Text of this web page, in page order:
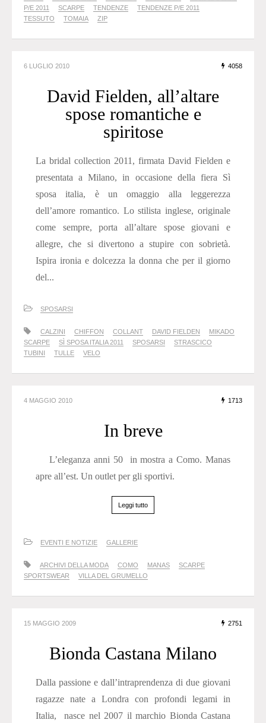
P/E 2011
SCARPE TENDENZE
TENDENZE P/E 2011
TESSUTO
TOMAIA ZIP
6 LUGLIO 2010 4058
David Fielden, all’altare
spose romantiche e
spiritose
La bridal collection 2011, firmata David Fielden e
presentata a Milano, in occasione della fiera Sì
sposa italia, è un omaggio alla leggerezza
dell’amore romantico. Lo stilista inglese, originale
come sempre, porta all’altare spose giovani e
allegre, che si divertono a stupire con sobrietà.
Ispira ironia e dolcezza la donna che per il giorno
del...
SPOSARSI
CALZINI CHIFFON COLLANT DAVID FIELDEN
MIKADO
SCARPE
SÌ SPOSA ITALIA 2011 SPOSARSI
STRASCICO
TUBINI
TULLE VELO
4 MAGGIO 2010 1713
In breve
L’eleganza anni 50 in mostra a Como. Manas
apre all’est. Un outlet per gli sportivi.
Leggi tutto
EVENTI E NOTIZIE GALLERIE
ARCHIVI DELLA MODA COMO MANAS
SCARPE
SPORTSWEAR
VILLA DEL GRUMELLO
15 MAGGIO 2009 2751
Bionda Castana Milano
Dalla passione e dall’intraprendenza di due giovani
ragazze nate a Londra con profondi legami in
Italia, nasce nel 2007 il marchio Bionda Castana